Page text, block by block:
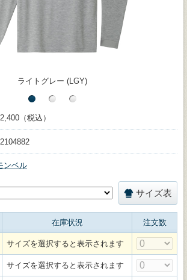
ライトグレー (LGY)
（税込）
ンベル
サイズ表
在庫状況 注文数
サイズを選択すると表示されます
サイズを選択すると表示されます